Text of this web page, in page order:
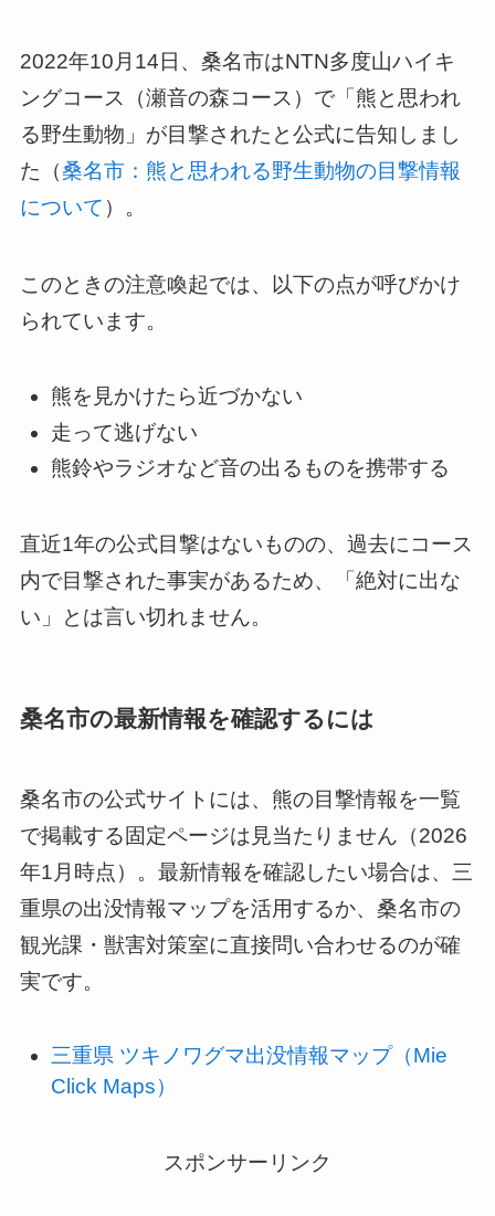
2022年10月14日、桑名市はNTN多度山ハイキ
ングコース（瀬音の森コース）で「熊と思われ
る野生動物」が目撃されたと公式に告知しまし
た（桑名市：熊と思われる野生動物の目撃情報
について ）。
このときの注意喚起では、以下の点が呼びかけ
られています。
熊を見かけたら近づかない
走って逃げない
熊鈴やラジオなど音の出るものを携帯する
直近1年の公式目撃はないものの、過去にコース
内で目撃された事実があるため、「絶対に出な
い」とは言い切れません。
桑名市の最新情報を確認するには
桑名市の公式サイトには、熊の目撃情報を一覧
で掲載する固定ページは見当たりません（2026
年1月時点）。最新情報を確認したい場合は、三
重県の出没情報マップを活用するか、桑名市の
観光課・獣害対策室に直接問い合わせるのが確
実です。
三重県 ツキノワグマ出没情報マップ（Mie
Click Maps）
スポンサーリンク